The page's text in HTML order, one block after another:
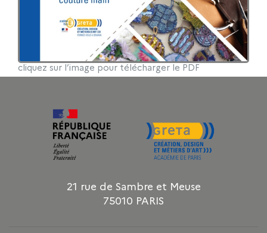
cliquez sur l’image pour télécharger le PDF
21 rue de Sambre et Meuse
75010 PARIS